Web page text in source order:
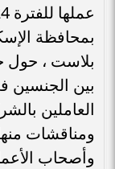
بمحافظة
بلاست ، حول
بين
العاملين
ومناقشات
وأصحاب